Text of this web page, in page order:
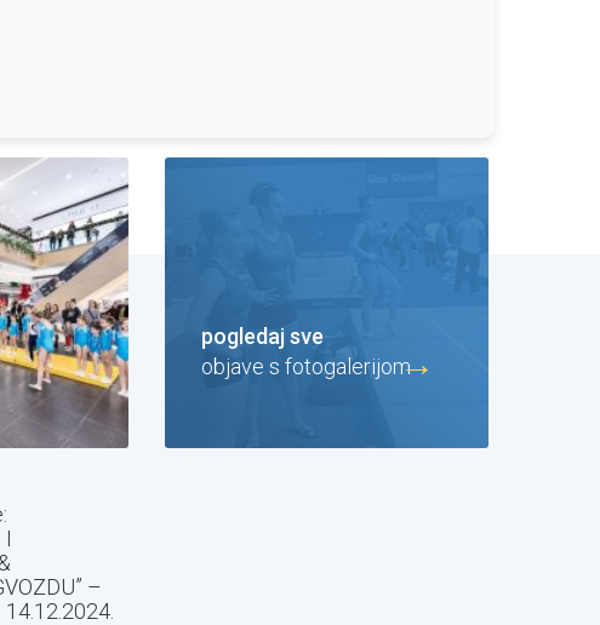
I
–
pogledaj sve
objave s fotogalerijom